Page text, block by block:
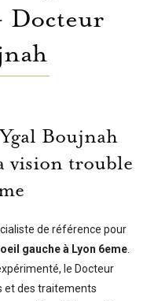
Docteur
Boujnah
vision trouble
de référence pour
gauche à Lyon 6eme
le Docteur
et des traitements